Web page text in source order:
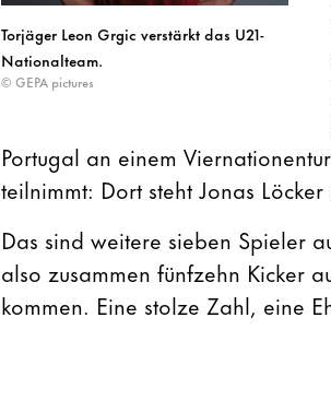
Torjäger Leon Grgic verstärkt das U21-
Nationalteam.
© GEPA pictures
Portugal an einem
teilnimmt: Dort steht Jonas
Das sind weitere sieben Spieler
also zusammen fünfzehn Kicker
kommen. Eine stolze Zahl, eine